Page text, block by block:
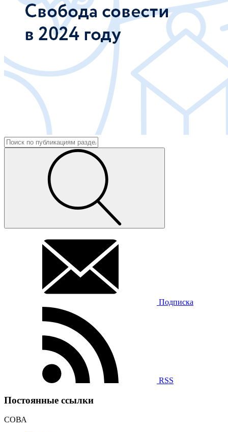
Подписка
RSS
Постоянные ссылки
СОВА